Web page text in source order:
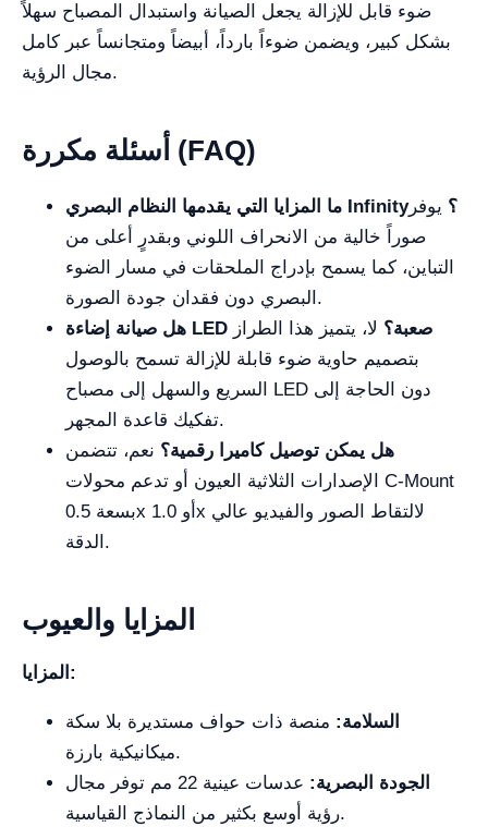
ضوء قابل للإزالة يجعل الصيانة واستبدال المصباح سهلاً
بشكل كبير، ويضمن ضوءاً بارداً، أبيضاً ومتجانساً عبر كامل
مجال الرؤية.
أسئلة مكررة (FAQ)
ما المزايا التي يقدمها النظام البصري Infinity؟ يوفر
صوراً خالية من الانحراف اللوني وبقدرٍ أعلى من
التباين، كما يسمح بإدراج الملحقات في مسار الضوء
البصري دون فقدان جودة الصورة.
هل صيانة إضاءة LED صعبة؟ لا، يتميز هذا الطراز
بتصميم حاوية ضوء قابلة للإزالة تسمح بالوصول
السريع والسهل إلى مصباح LED دون الحاجة إلى
تفكيك قاعدة المجهر.
هل يمكن توصيل كاميرا رقمية؟ نعم، تتضمن
الإصدارات الثلاثية العيون أو تدعم محولات C-Mount
بسعة 0.5x أو 1.0x لالتقاط الصور والفيديو عالي
الدقة.
المزايا والعيوب
المزايا:
السلامة: منصة ذات حواف مستديرة بلا سكة
ميكانيكية بارزة.
الجودة البصرية:
عدسات عينية 22 مم توفر مجال
رؤية أوسع بكثير من النماذج القياسية.